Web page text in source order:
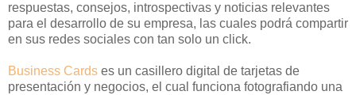
respuestas, consejos, introspectivas y noticias relevantes
para el desarrollo de su empresa, las cuales podrá compartir
en sus redes sociales con tan solo un click.
Business Cards es un casillero digital de tarjetas de
presentación y negocios, el cual funciona fotografiando una